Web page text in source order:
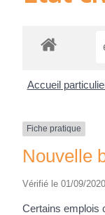
Accueil
Fiche pratique
Nouvelle
Vérifié le 01/09/
Certains emplois